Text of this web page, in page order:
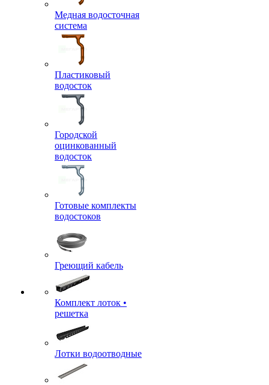
Медная водосточная
система
Пластиковый
водосток
Городской
оцинкованный
водосток
Готовые комплекты
водостоков
Греющий кабель
Комплект лоток •
решетка
Лотки водоотводные